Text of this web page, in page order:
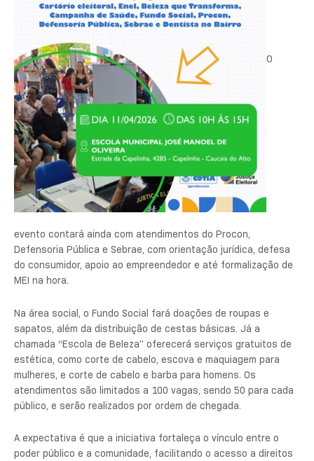
O
evento contará ainda com atendimentos do Procon,
Defensoria Pública e Sebrae, com orientação jurídica, defesa
do consumidor, apoio ao empreendedor e até formalização de
MEI na hora.
Na área social, o Fundo Social fará doações de roupas e
sapatos, além da distribuição de cestas básicas. Já a
chamada “Escola de Beleza” oferecerá serviços gratuitos de
estética, como corte de cabelo, escova e maquiagem para
mulheres, e corte de cabelo e barba para homens. Os
atendimentos são limitados a 100 vagas, sendo 50 para cada
público, e serão realizados por ordem de chegada.
A expectativa é que a iniciativa fortaleça o vínculo entre o
poder público e a comunidade, facilitando o acesso a direitos